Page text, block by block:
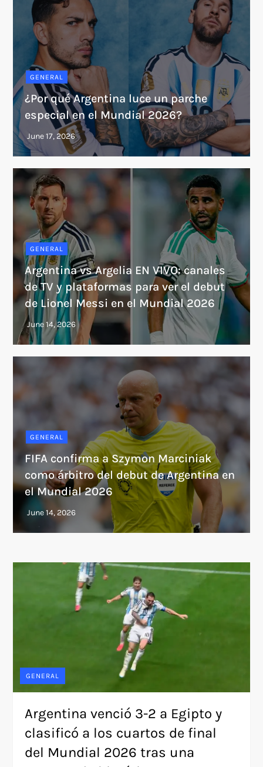
GENERAL
¿Por qué Argentina luce un parche
especial en el Mundial 2026?
GENERAL
Argentina vs Argelia EN VIVO: canales
de TV y plataformas para ver el debut
de Lionel Messi en el Mundial 2026
GENERAL
FIFA confirma a Szymon Marciniak
como árbitro del debut de Argentina en
el Mundial 2026
GENERAL
Argentina venció 3-2 a Egipto y
clasificó a los cuartos de final
del Mundial 2026 tras una